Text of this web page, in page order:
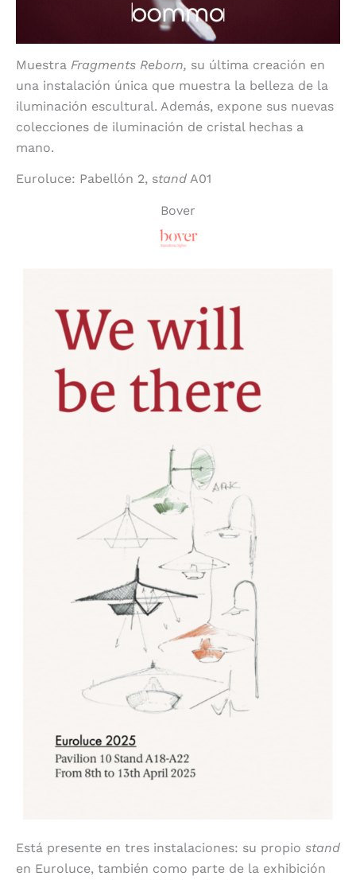
Muestra Fragments Reborn, su última creación en
una instalación única que muestra la belleza de la
iluminación escultural. Además, expone sus nuevas
colecciones de iluminación de cristal hechas a
mano.
Euroluce: Pabellón 2, stand A01
Bover
Está presente en tres instalaciones: su propio stand
en Euroluce, también como parte de la exhibición